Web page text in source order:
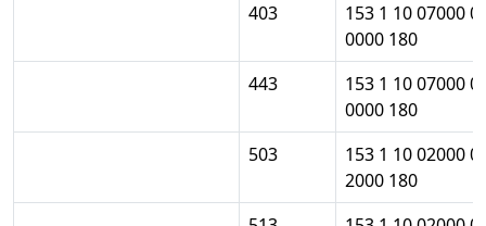
403
153 1 10 07000
0000 180
443
153 1 10 07000
0000 180
503
153 1 10 02000
2000 180